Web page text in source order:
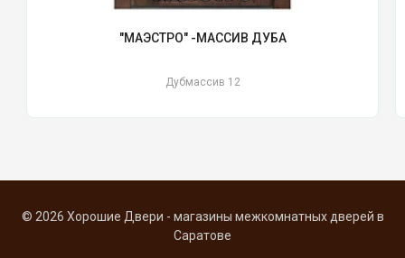
"МАЭСТРО" -МАССИВ ДУБА
Дубмассив 12
© 2026 Хорошие Двери - магазины межкомнатных дверей в
Саратове